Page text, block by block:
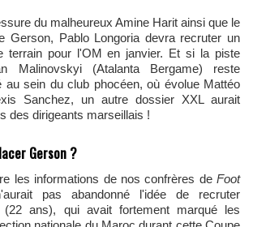
du malheureux Amine Harit ainsi que le
Gerson, Pablo Longoria devra recruter un
terrain pour l'OM en janvier. Et si la piste
Malinovskyi (Atalanta Bergame) reste
au sein du club phocéen, où évolue Mattéo
Sanchez, un autre dossier XXL aurait
des dirigeants marseillais !
Gerson ?
les informations de nos confrères de Foot
pas abandonné l'idée de recruter
(22 ans), qui avait fortement marqué les